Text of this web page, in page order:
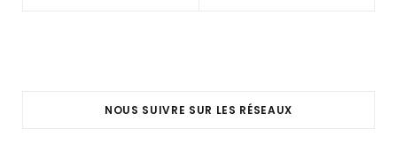
NOUS SUIVRE SUR LES RÉSEAUX